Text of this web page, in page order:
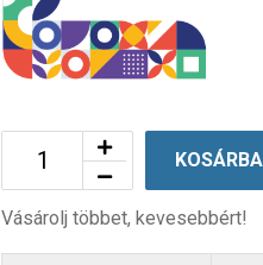
Vásárolj többet, kevesebbért!